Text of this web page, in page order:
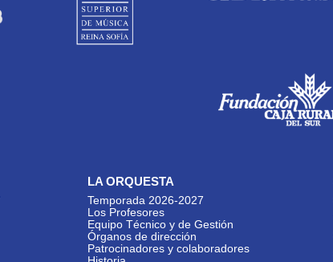
LA ORQUESTA
Temporada 2026-2027
Los Profesores
Equipo Técnico y de Gestión
Órganos de dirección
Patrocinadores y colaboradores